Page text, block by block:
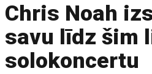
Chris Noah
savu līdz šim
solokoncertu